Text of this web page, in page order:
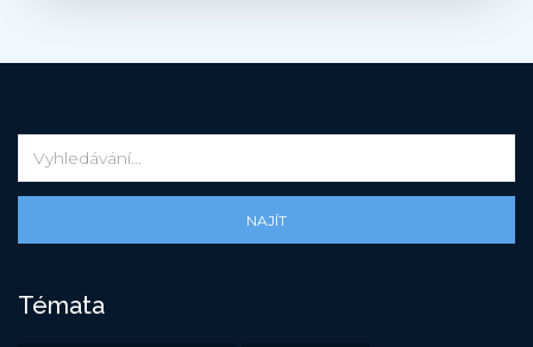
NAJÍT
Témata